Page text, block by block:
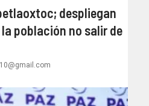
despliegan
población no salir de